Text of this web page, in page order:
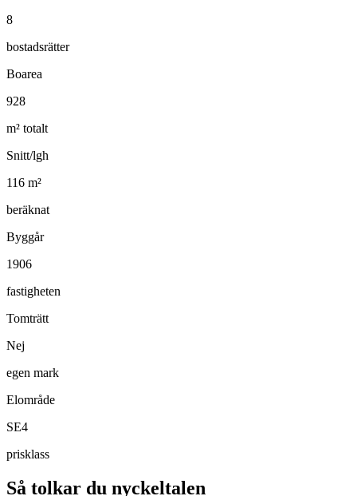
8
bostadsrätter
Boarea
928
m² totalt
Snitt/lgh
116 m²
beräknat
Byggår
1906
fastigheten
Tomträtt
Nej
egen mark
Elområde
SE4
prisklass
Så tolkar du nyckeltalen